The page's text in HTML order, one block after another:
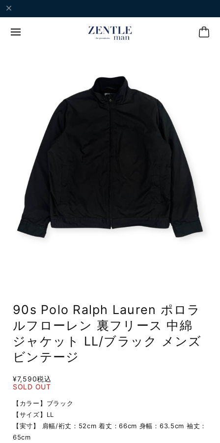
90s Polo Ralph Lauren ポロラ
ルフローレン 裏フリース 中綿
ジャケット LL/ブラック メンズ
ビンテージ
¥7,590税込
SOLD OUT
【カラー】ブラック
【サイズ】LL
【実寸】 肩幅/裄丈：52cm 着丈：66cm 身幅：63.5cm 袖丈：
65cm